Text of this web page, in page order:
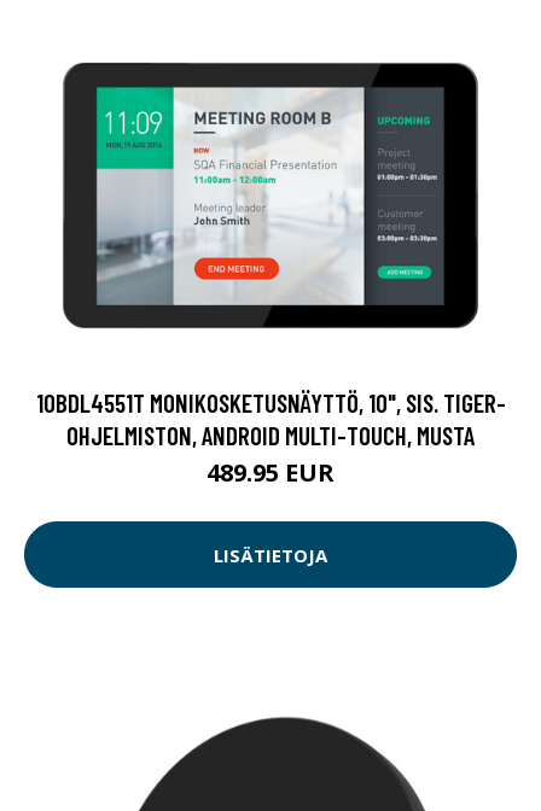
10BDL4551T MONIKOSKETUSNÄYTTÖ, 10", SIS. TIGER-
OHJELMISTON, ANDROID MULTI-TOUCH, MUSTA
489.95 EUR
LISÄTIETOJA